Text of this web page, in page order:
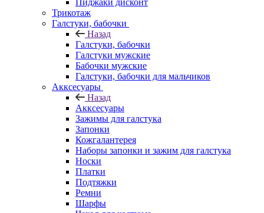
Пиджаки дисконт
Трикотаж
Галстуки, бабочки
Назад
Галстуки, бабочки
Галстуки мужские
Бабочки мужские
Галстуки, бабочки для мальчиков
Акксесуары
Назад
Акксесуары
Зажимы для галстука
Запонки
Кожгалантерея
Наборы запонки и зажим для галстука
Носки
Платки
Подтяжки
Ремни
Шарфы